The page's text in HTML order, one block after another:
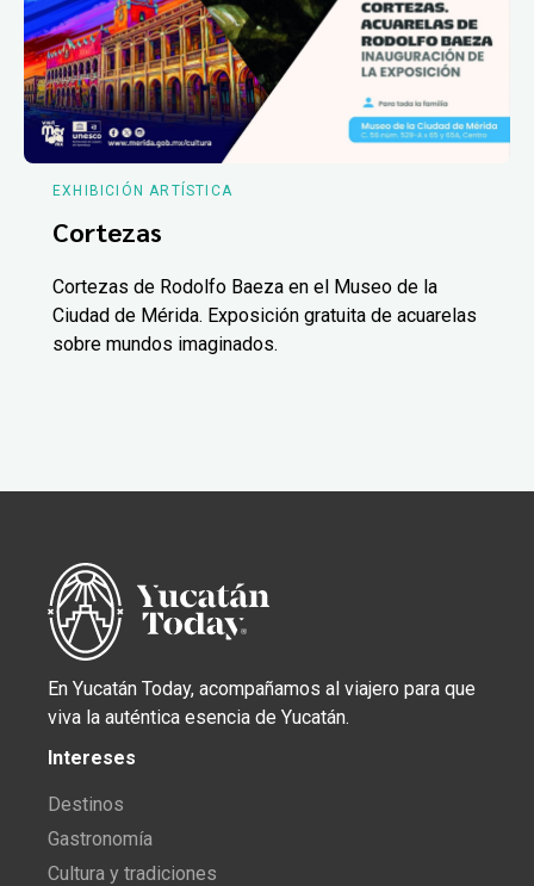
EXHIBICIÓN ARTÍSTICA
Cortezas
Cortezas de Rodolfo Baeza en el Museo de la
Ciudad de Mérida. Exposición gratuita de acuarelas
sobre mundos imaginados.
En Yucatán Today, acompañamos al viajero para que
viva la auténtica esencia de Yucatán.
Intereses
Destinos
Gastronomía
Cultura y tradiciones